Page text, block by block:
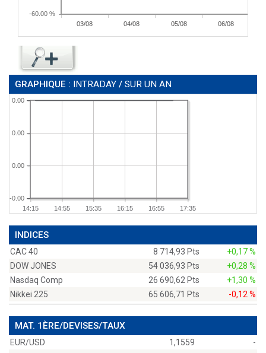
GRAPHIQUE : INTRADAY / SUR UN AN
14:15 14:55 15:35 16:15 16:55 17:35
-0.00
0.00
0.00
0.00
INDICES
CAC 40 8 714,93 Pts
+0,17 %
DOW JONES
54 036,93 Pts
+0,28 %
Nasdaq Comp
26 690,62 Pts
+1,30 %
Nikkei 225
65 606,71 Pts -0,12 %
MAT. 1ÈRE/DEVISES/TAUX
EUR/USD 1,1559
-